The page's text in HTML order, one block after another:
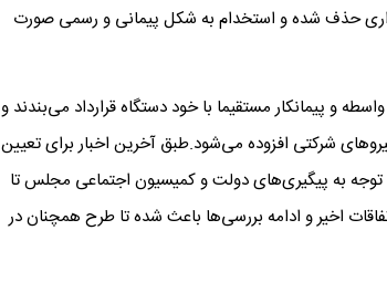
حذف شده و استخدام به شکل پیمانی و رسمی صورت
و پیمانکار مستقیما با خود دستگاه قرارداد می‌بندند و
شرکتی افزوده می‌شود.طبق آخرین اخبار برای تعیین
توجه به پیگیری‌های دولت و کمیسیون اجتماعی مجلس تا
اخیر و ادامه بررسی‌ها باعث شده تا طرح همچنان در